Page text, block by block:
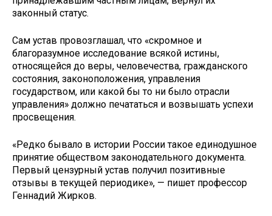
законный статус.
Сам устав провозглашал, что «скромное и
благоразумное исследование всякой истины,
относящейся до веры, человечества, гражданского
состояния, законоположения, управления
государством, или какой бы то ни было отрасли
управления» должно печататься и возвышать успехи
просвещения.
«Редко бывало в истории России такое единодушное
принятие обществом законодательного документа.
Первый цензурный устав получил позитивные
отзывы в текущей периодике», — пишет профессор
Геннадий Жирков.